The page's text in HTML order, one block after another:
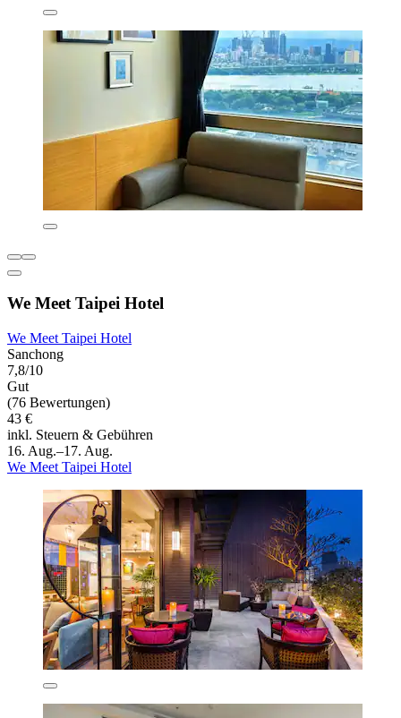
We Meet Taipei Hotel
We Meet Taipei Hotel
Sanchong
7,8/10
Gut
(76 Bewertungen)
43 €
inkl. Steuern & Gebühren
16. Aug.–17. Aug.
We Meet Taipei Hotel